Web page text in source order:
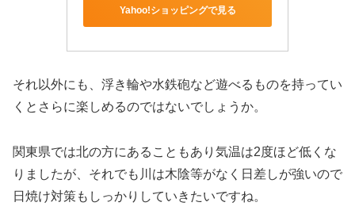
Yahoo!ショッピングで見る
それ以外にも、浮き輪や水鉄砲など遊べるものを持ってい
くとさらに楽しめるのではないでしょうか。
関東県では北の方にあることもあり気温は2度ほど低くな
りましたが、それでも川は木陰等がなく日差しが強いので
日焼け対策もしっかりしていきたいですね。